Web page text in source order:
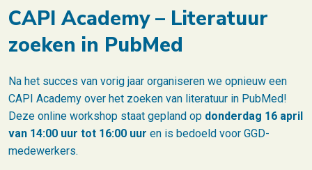
CAPI Academy – Literatuur
zoeken in PubMed
Na het succes van vorig jaar organiseren we opnieuw een
CAPI Academy over het zoeken van literatuur in PubMed!
Deze online workshop staat gepland op donderdag 16 april
van 14:00 uur tot 16:00 uur en is bedoeld voor GGD-
medewerkers.